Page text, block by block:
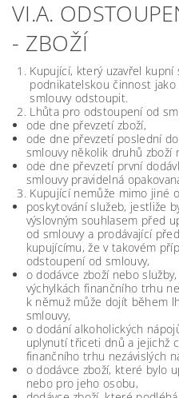
VI.A.
- ZBOŽÍ
Kupující, který uzavřel kupní
podnikatelskou činnost
smlouvy odstoupit.
Lhůta pro odstoupení od
ode dne převzetí zboží,
ode dne převzetí poslední
smlouvy několik druhů zboží
ode dne převzetí první
smlouvy pravidelná
Kupující nemůže mimo jiné
poskytování služeb, jestliže
výslovným souhlasem před
od smlouvy a prodávající
kupujícímu, že v takovém
odstoupení od smlouvy,
o dodávce zboží nebo
výchylkách finančního trhu
k němuž může dojít během
smlouvy,
o dodání alkoholických
uplynutí třiceti dnů a jejichž
finančního trhu nezávislých
o dodávce zboží, které bylo
nebo pro jeho osobu,